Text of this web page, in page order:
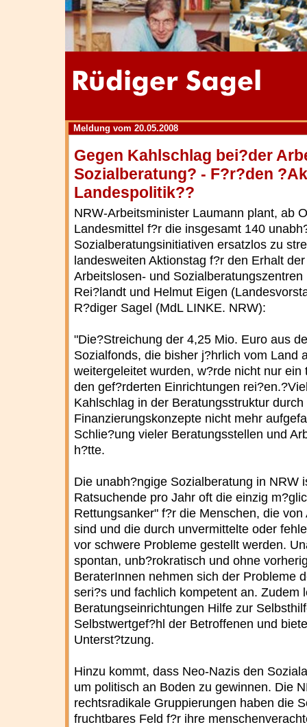
Meldung vom 20.05.2008
Gegen Kahlschlag bei?der
Sozialberatung? - F?r?den
Landespolitik??
NRW-Arbeitsminister Laumann plant, ab
Landesmittel f?r die insgesamt 140
Sozialberatungsinitiativen ersatzlos zu
landesweiten Aktionstag f?r den Erhalt
Arbeitslosen- und
Rei?landt und Helmut Eigen
R?diger Sagel (MdL LINKE. NRW):
"Die?Streichung der 4,25 Mio. Euro aus
Sozialfonds, die bisher j?hrlich vom Land
weitergeleitet wurden, w?rde nicht nur
den gef?rderten Einrichtungen
Kahlschlag in der Beratungsstruktur durch
Finanzierungskonzepte nicht mehr
Schlie?ung vieler Beratungsstellen und
h?tte.
Die unabh?ngige Sozialberatung in NRW
Ratsuchende pro Jahr oft die einzig
Rettungsanker" f?r die Menschen, die
sind und die durch unvermittelte oder
vor schwere Probleme gestellt werden.
spontan, unb?rokratisch und ohne
BeraterInnen nehmen sich der Probleme
seri?s und fachlich kompetent an. Zudem
Beratungseinrichtungen Hilfe zur
Selbstwertgef?hl der Betroffenen und
Unterst?tzung.
Hinzu kommt, dass Neo-Nazis den
um politisch an Boden zu gewinnen. Die
rechtsradikale Gruppierungen haben die
fruchtbares Feld f?r ihre